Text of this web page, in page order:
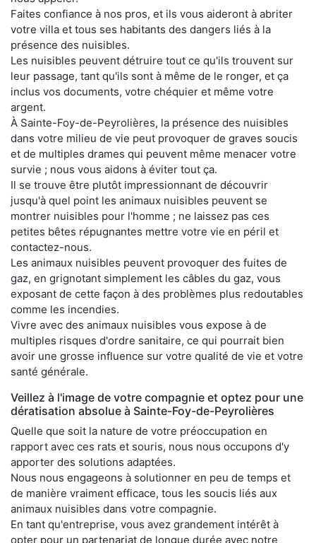
Faites confiance à nos pros, et ils vous aideront à abriter
votre villa et tous ses habitants des dangers liés à la
présence des nuisibles.
Les nuisibles peuvent détruire tout ce qu'ils trouvent sur
leur passage, tant qu'ils sont à même de le ronger, et ça
inclus vos documents, votre chéquier et même votre
argent.
À Sainte-Foy-de-Peyrolières, la présence des nuisibles
dans votre milieu de vie peut provoquer de graves soucis
et de multiples drames qui peuvent même menacer votre
survie ; nous vous aidons à éviter tout ça.
Il se trouve être plutôt impressionnant de découvrir
jusqu'à quel point les animaux nuisibles peuvent se
montrer nuisibles pour l'homme ; ne laissez pas ces
petites bêtes répugnantes mettre votre vie en péril et
contactez-nous.
Les animaux nuisibles peuvent provoquer des fuites de
gaz, en grignotant simplement les câbles du gaz, vous
exposant de cette façon à des problèmes plus redoutables
comme les incendies.
Vivre avec des animaux nuisibles vous expose à de
multiples risques d'ordre sanitaire, ce qui pourrait bien
avoir une grosse influence sur votre qualité de vie et votre
santé générale.
Veillez à l'image de votre compagnie et optez pour une
dératisation absolue à Sainte-Foy-de-Peyrolières
Quelle que soit la nature de votre préoccupation en
rapport avec ces rats et souris, nous nous occupons d'y
apporter des solutions adaptées.
Nous nous engageons à solutionner en peu de temps et
de manière vraiment efficace, tous les soucis liés aux
animaux nuisibles dans votre compagnie.
En tant qu'entreprise, vous avez grandement intérêt à
opter pour un partenariat de longue durée avec notre